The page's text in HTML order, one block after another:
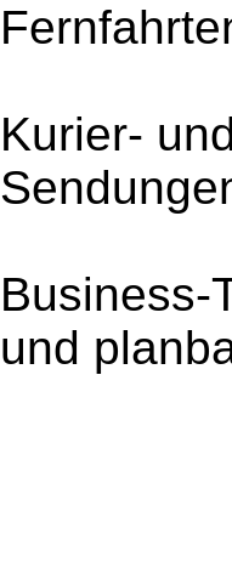
Kurier-
Business-
und